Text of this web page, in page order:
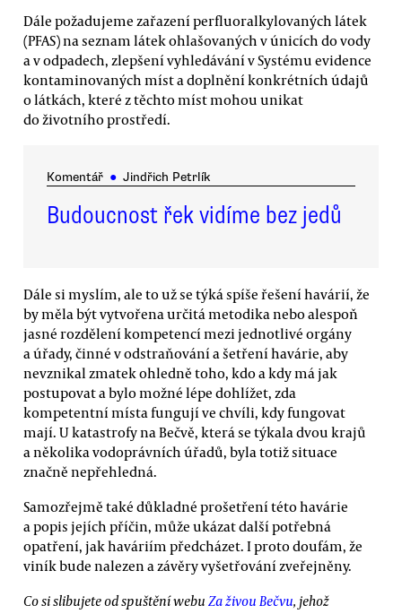
Dále požadujeme zařazení perfluoralkylovaných látek
(PFAS) na seznam látek ohlašovaných v únicích do vody
a v odpadech, zlepšení vyhledávání v Systému evidence
kontaminovaných míst a doplnění konkrétních údajů
o látkách, které z těchto míst mohou unikat
do životního prostředí.
Komentář ● Jindřich Petrlík
Budoucnost řek vidíme bez jedů
Dále si myslím, ale to už se týká spíše řešení havárií, že
by měla být vytvořena určitá metodika nebo alespoň
jasné rozdělení kompetencí mezi jednotlivé orgány
a úřady, činné v odstraňování a šetření havárie, aby
nevznikal zmatek ohledně toho, kdo a kdy má jak
postupovat a bylo možné lépe dohlížet, zda
kompetentní místa fungují ve chvíli, kdy fungovat
mají. U katastrofy na Bečvě, která se týkala dvou krajů
a několika vodoprávních úřadů, byla totiž situace
značně nepřehledná.
Samozřejmě také důkladné prošetření této havárie
a popis jejích příčin, může ukázat další potřebná
opatření, jak haváriím předcházet. I proto doufám, že
viník bude nalezen a závěry vyšetřování zveřejněny.
Co si slibujete od spuštění webu Za živou Bečvu, jehož